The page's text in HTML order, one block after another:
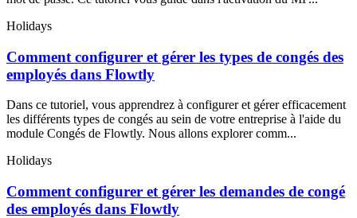
Holidays
Comment configurer et gérer les types de congés des
employés dans Flowtly
Dans ce tutoriel, vous apprendrez à configurer et gérer efficacement
les différents types de congés au sein de votre entreprise à l'aide du
module Congés de Flowtly. Nous allons explorer comm...
Holidays
Comment configurer et gérer les demandes de congé
des employés dans Flowtly